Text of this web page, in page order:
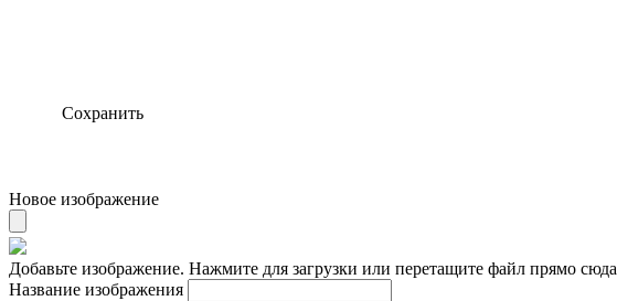
Сохранить
Новое изображение
Добавьте изображение. Нажмите для загрузки или перетащите файл прямо сюда
Название изображения